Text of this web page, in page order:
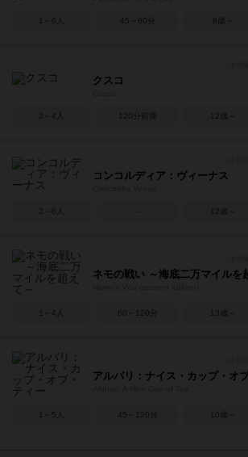
1～6人 45～60分 8歳～
クスコ
2～4人 120分前後 12歳～
コンコルディア：ヴィーナス
2～6人 12歳～
ネモの戦い ～海底二万マイルを
1～4人 60～120分 13歳～
アルバリ：ナイス・カップ・オ
1～5人 45～120分 10歳～